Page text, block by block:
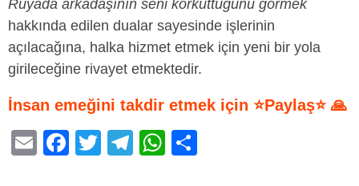
Rüyada arkadaşının seni korkuttuğunu görmek
hakkında edilen dualar sayesinde işlerinin
açılacağına, halka hizmet etmek için yeni bir yola
girileceğine rivayet etmektedir.
İnsan emeğini takdir etmek için ⭐Paylaş⭐ 🙏
E
F
T
T
W